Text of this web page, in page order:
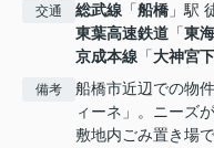
交通 総武線 「船橋 」駅
東葉高速鉄道 「東
京成本線 「大神宮下
備考
船橋市近辺での物
ィーネ」。ニーズ
敷地内ごみ置き場